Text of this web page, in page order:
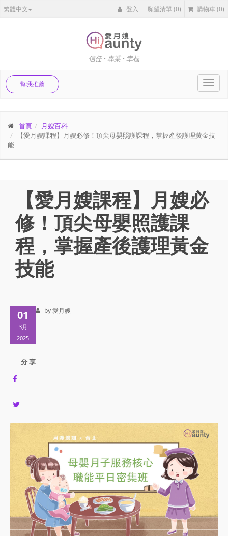
繁體中文 登入 願望清單(0) 購物車 (0)
信任 • 專業 • 幸福
幫我推薦
首頁
月嫂百科
【愛月嫂課程】月嫂必修！頂尖母嬰照護課程，掌握產後護理黃金技
能
【愛月嫂課程】月嫂必
修！頂尖母嬰照護課
程，掌握產後護理黃金
技能
01
3月
2025
分 享
by 愛月嫂